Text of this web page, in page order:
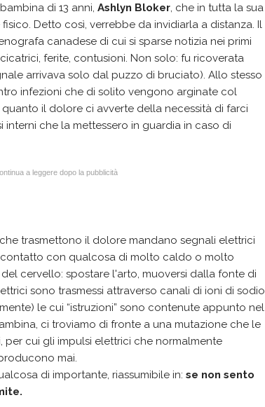
di 13 anni, Ashlyn Bloker , che in tutta la sua
Detto così, verrebbe da invidiarla a distanza. Il
canadese di cui si sparse notizia nei primi
ferite, contusioni. Non solo: fu ricoverata
arrivava solo dal puzzo di bruciato). Allo stesso
infezioni che di solito vengono arginate col
il dolore ci avverte della necessità di farci
interni che la mettessero in guardia in caso di
a leggere dopo la pubblicità
che trasmettono il dolore mandano segnali elettrici
con qualcosa di molto caldo o molto
cervello: spostare l'arto, muoversi dalla fonte di
sono trasmessi attraverso canali di ioni di sodio
le cui “istruzioni” sono contenute appunto nel
ci troviamo di fronte a una mutazione che le
per cui gli impulsi elettrici che normalmente
mai.
di importante, riassumibile in: se non sento